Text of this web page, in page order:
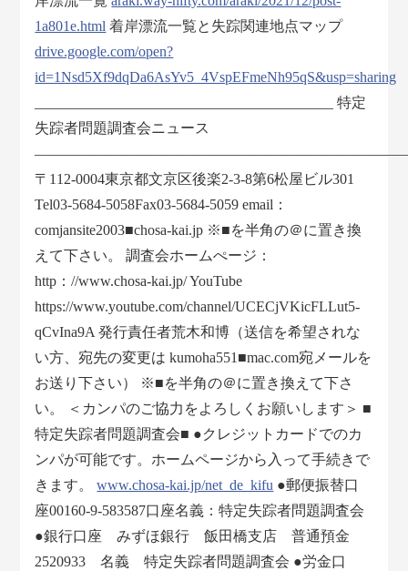
1a801e.html 着岸漂流一覧と失踪関連地点マップ
drive.google.com/open?
id=1Nsd5Xf9dqDa6AsYv5_4VspEFmeNh95qS&usp=sharing
_________________________________________ 特定
失踪者問題調査会ニュース
〒112-0004東京都文京区後楽2-3-8第6松屋ビル301
Tel03-5684-5058Fax03-5684-5059 email：
comjansite2003■chosa-kai.jp ※■を半角の＠に置き換
えて下さい。 調査会ホームぺージ：
http：//www.chosa-kai.jp/ YouTube
https://www.youtube.com/channel/UCECjVKicFLLut5-
qCvIna9A 発行責任者荒木和博（送信を希望されな
い方、宛先の変更は kumoha551■mac.com宛メールを
お送り下さい） ※■を半角の＠に置き換えて下さ
い。 ＜カンパのご協力をよろしくお願いします＞ ■
特定失踪者問題調査会■ ●クレジットカードでのカ
ンパが可能です。ホームページから入って手続きで
きます。www.chosa-kai.jp/net_de_kifu ●郵便振替口
座00160-9-583587口座名義：特定失踪者問題調査会
●銀行口座 みずほ銀行 飯田橋支店 普通預金
2520933 名義 特定失踪者問題調査会 ●労金口